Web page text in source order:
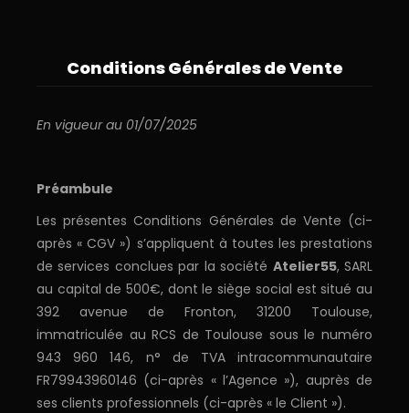
Conditions Générales de Vente
En vigueur au 01/07/2025
Préambule
Les présentes Conditions Générales de Vente (ci-
après « CGV ») s’appliquent à toutes les prestations
de services conclues par la société Atelier55, SARL
au capital de 500€, dont le siège social est situé au
392 avenue de Fronton, 31200 Toulouse,
immatriculée au RCS de Toulouse sous le numéro
943 960 146, n° de TVA intracommunautaire
FR79943960146 (ci-après « l’Agence »), auprès de
ses clients professionnels (ci-après « le Client »).